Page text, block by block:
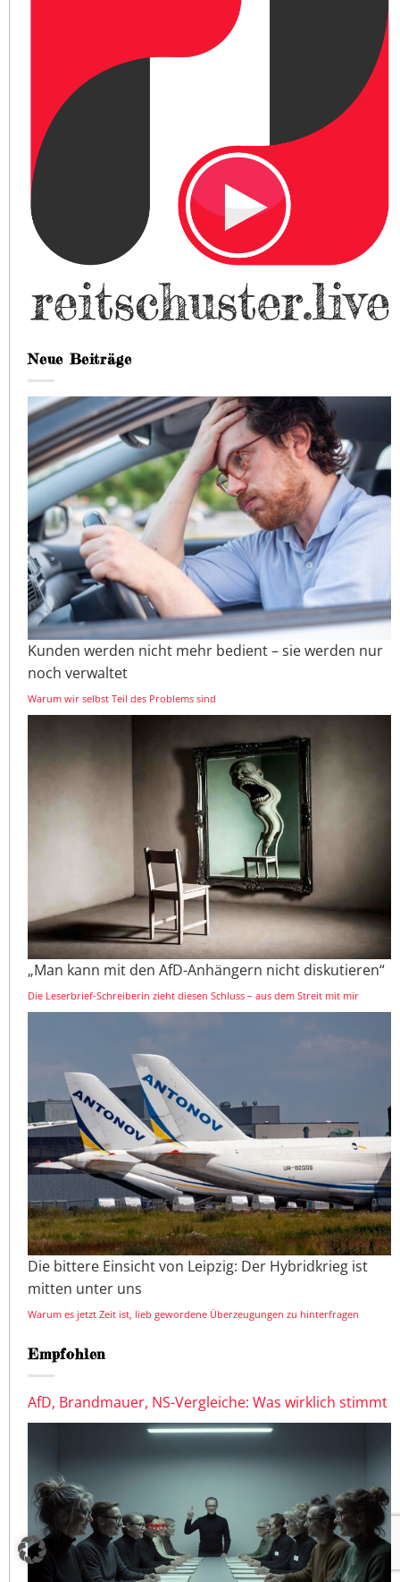
Neue Beiträge
Kunden werden nicht mehr bedient – sie werden nur
noch verwaltet
Warum wir selbst Teil des Problems sind
„Man kann mit den AfD-Anhängern nicht diskutieren“
Die Leserbrief-Schreiberin zieht diesen Schluss – aus dem Streit mit mir
Die bittere Einsicht von Leipzig: Der Hybridkrieg ist
mitten unter uns
Warum es jetzt Zeit ist, lieb gewordene Überzeugungen zu hinterfragen
Empfohlen
AfD, Brandmauer, NS-Vergleiche: Was wirklich stimmt